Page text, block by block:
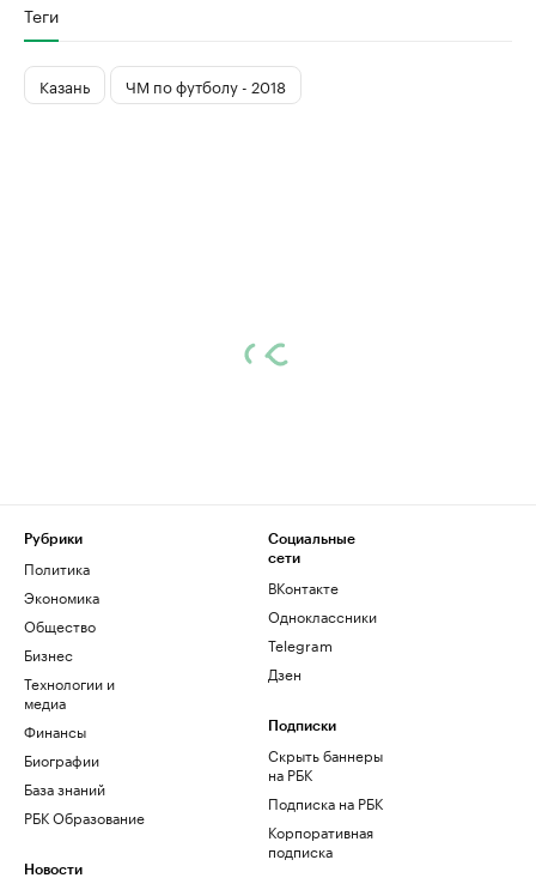
Теги
Казань ЧМ по футболу - 2018
Рубрики
Политика
Экономика
Общество
Бизнес
Технологии и
медиа
Финансы
Биографии
База знаний
РБК Образование
Новости
Социальные
сети
ВКонтакте
Одноклассники
Telegram
Дзен
Подписки
Скрыть баннеры
на РБК
Подписка на РБК
Корпоративная
подписка